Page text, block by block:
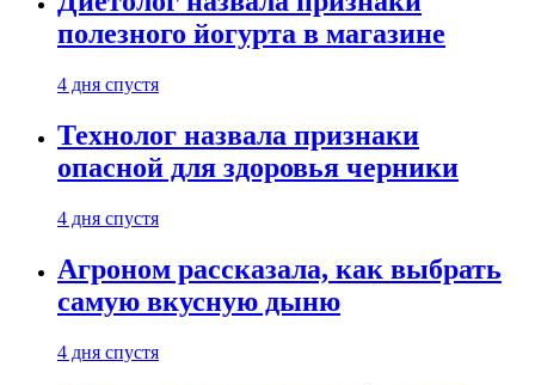
полезного йогурта в магазине
4 дня спустя
Технолог назвала признаки
опасной для здоровья черники
4 дня спустя
Агроном рассказала, как выбрать
самую вкусную дыню
4 дня спустя